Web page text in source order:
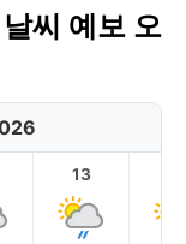
씨 예보 오
13